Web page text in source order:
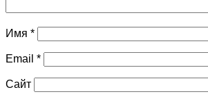
Имя *
Email *
Сайт